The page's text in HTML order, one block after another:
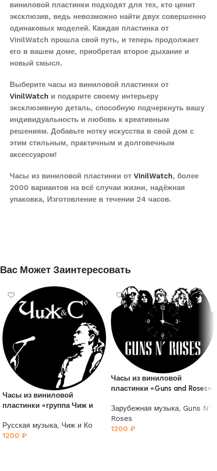
виниловой пластинки подходят для тех, кто ценит
эксклюзив, ведь невозможно найти двух совершенно
одинаковых моделей. Каждая пластинка от
VinilWatch прошла свой путь, и теперь продолжает
его в вашем доме, приобретая второе дыхание и
новый смысл.
Выберите часы из виниловой пластинки от
VinilWatch и подарите своему интерьеру
эксклюзивную деталь, способную подчеркнуть вашу
индивидуальность и любовь к креативным
решениям. Добавьте нотку искусства в свой дом с
этим стильным, практичным и долговечным
аксессуаром!
Часы из виниловой пластинки от VinilWatch, более
2000 вариантов на всё случаи жизни, надёжная
упаковка, Изготовление в течении 24 часов.
Вас Может Заинтересовать
Часы из виниловой
пластинки «группа Чиж и
Русская музыка, Чиж и Ко
1200 ₽
Часы из виниловой
пластинки «Guns and Roses»
Зарубежная музыка, Guns N’
Roses
1200 ₽